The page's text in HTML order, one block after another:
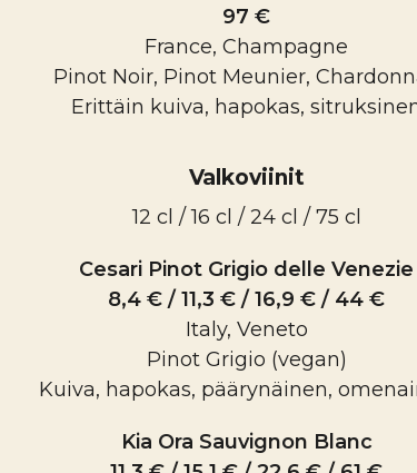
97 €
France, Champagne
Pinot Noir, Pinot Meunier,
Erittäin kuiva, hapokas,
Valkoviinit
12 cl / 16 cl / 24 cl / 75 cl
Cesari Pinot Grigio delle Venezie
8,4 € / 11,3 € / 16,9 € / 44 €
Italy, Veneto
Pinot Grigio (vegan)
Kuiva, hapokas, päärynäinen,
Kia Ora Sauvignon Blanc